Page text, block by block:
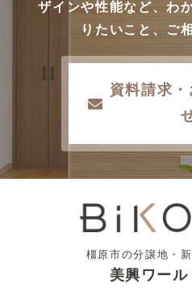
ザインや性能など、わ
りたいこと、ご
資料請求
橿原市の分譲地・
美興ワール